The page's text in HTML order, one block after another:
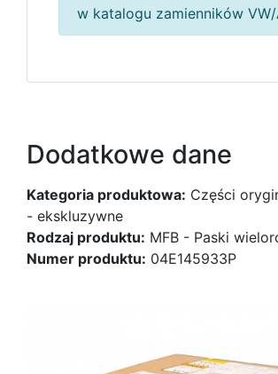
w katalogu zamienników
Dodatkowe dane
Kategoria produktowa: Części
- ekskluzywne
Rodzaj produktu: MFB - Paski
Numer produktu: 04E145933P